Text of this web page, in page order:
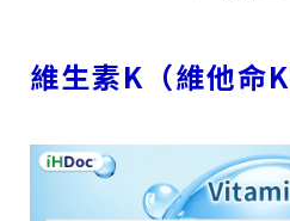
維生素K （維他命K